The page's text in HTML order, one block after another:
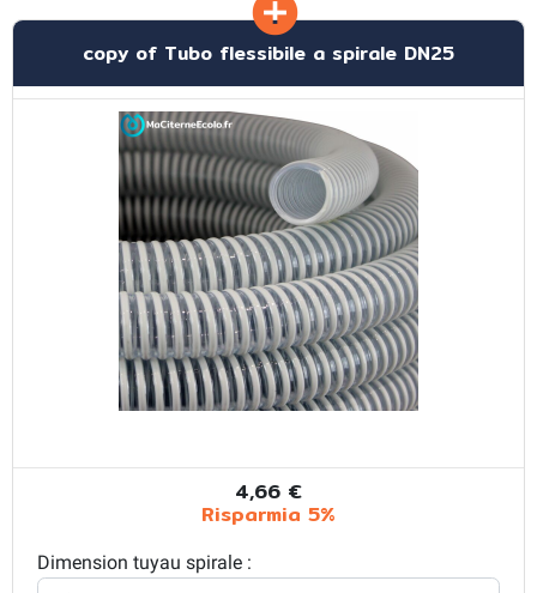
copy of Tubo flessibile a spirale DN25
4,66 €
Risparmia 5%
Dimension tuyau spirale :